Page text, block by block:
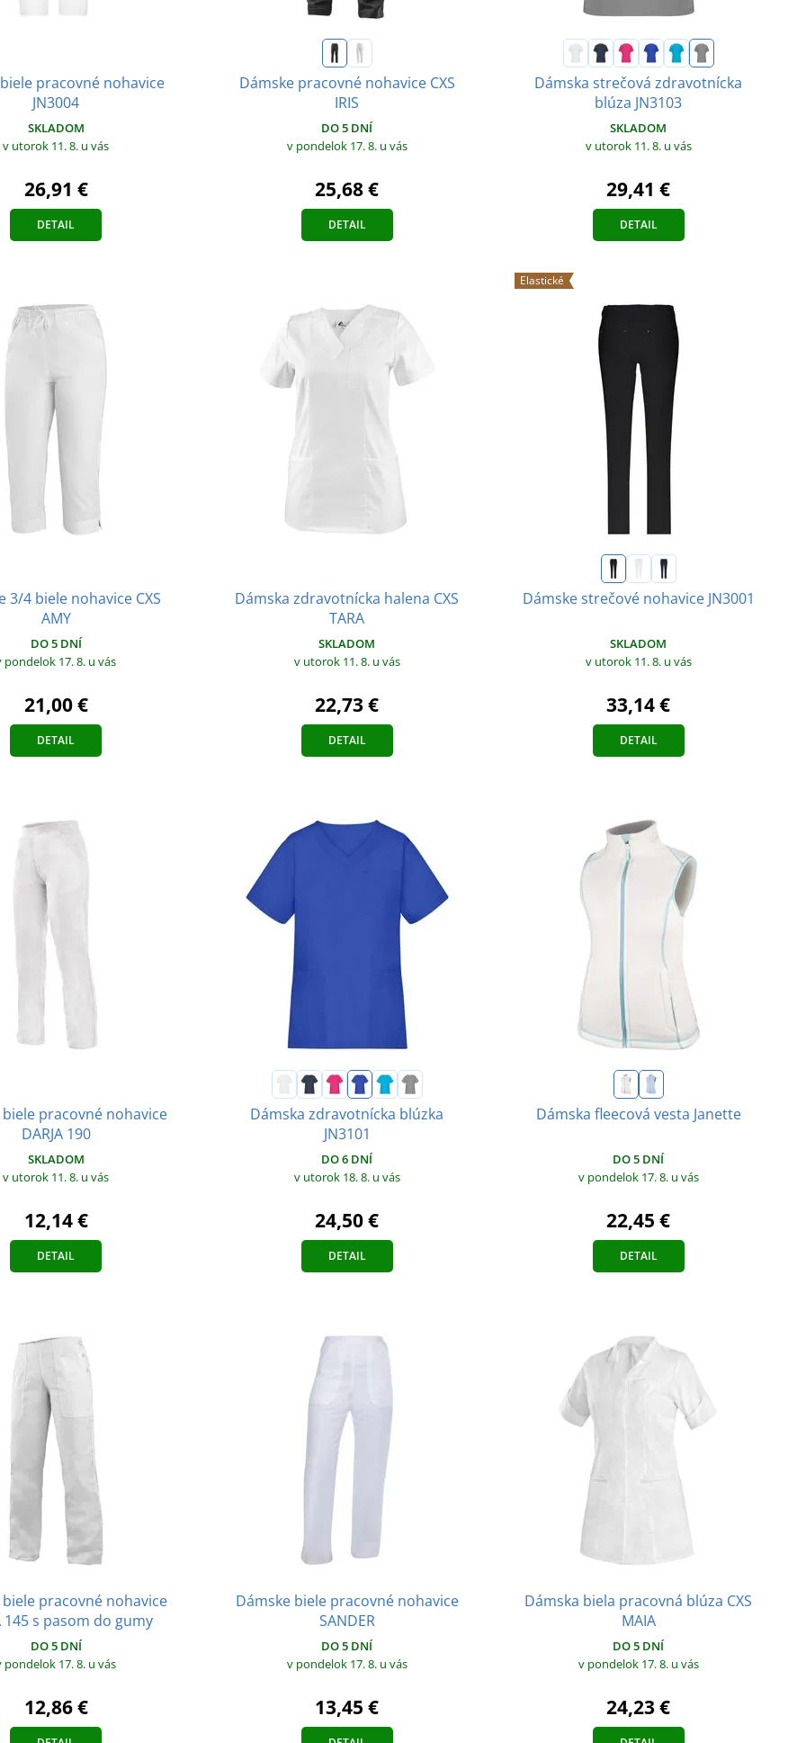
pracovné nohavice
JN3004
SKLADOM
v utorok 11. 8. u vás
26,91 €
DETAIL
Dámske pracovné nohavice CXS
IRIS
DO 5 DNÍ
v pondelok 17. 8. u vás
25,68 €
DETAIL
Dámska strečová zdravotnícka
blúza JN3103
SKLADOM
v utorok 11. 8. u vás
29,41 €
DETAIL
3/4 biele nohavice CXS
AMY
DO 5 DNÍ
pondelok 17. 8. u vás
21,00 €
DETAIL
Dámska zdravotnícka halena CXS
TARA
SKLADOM
v utorok 11. 8. u vás
22,73 €
DETAIL
Elastické
Dámske strečové nohavice JN3001
SKLADOM
v utorok 11. 8. u vás
33,14 €
DETAIL
biele pracovné nohavice
DARJA 190
SKLADOM
v utorok 11. 8. u vás
12,14 €
DETAIL
Dámska zdravotnícka blúzka
JN3101
DO 6 DNÍ
v utorok 18. 8. u vás
24,50 €
DETAIL
Dámska fleecová vesta Janette
DO 5 DNÍ
v pondelok 17. 8. u vás
22,45 €
DETAIL
biele pracovné nohavice
145 s pasom do gumy
DO 5 DNÍ
pondelok 17. 8. u vás
12,86 €
Dámske biele pracovné nohavice
SANDER
DO 5 DNÍ
v pondelok 17. 8. u vás
13,45 €
Dámska biela pracovná blúza CXS
MAIA
DO 5 DNÍ
v pondelok 17. 8. u vás
24,23 €